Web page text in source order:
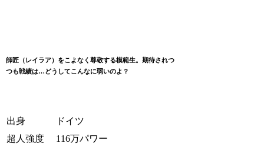
師匠（レイラア）をこよなく尊敬する模範生。期待されつ
つも戦績は…どうしてこんなに弱いのよ？
出身
ドイツ
超人強度
116万パワー